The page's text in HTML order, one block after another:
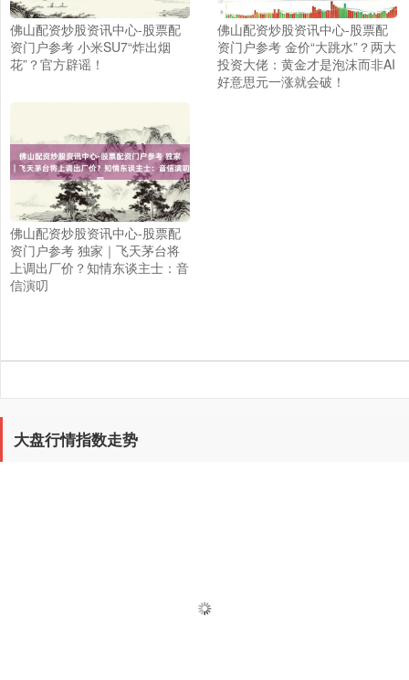
佛山配资炒股资讯中心-股票配
资门户参考 小米SU7“炸出烟
花”？官方辟谣！
佛山配资炒股资讯中心-股票配
资门户参考 金价“大跳水”？两大
投资大佬：黄金才是泡沫而非AI
好意思元一涨就会破！
佛山配资炒股资讯中心-股票配
资门户参考 独家｜飞天茅台将
上调出厂价？知情东谈主士：音
信演叨
大盘行情指数走势